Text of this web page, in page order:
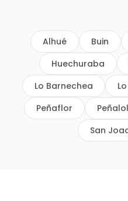
Alhué Buin
Huechuraba
Lo Barnechea
Peñaflor
San